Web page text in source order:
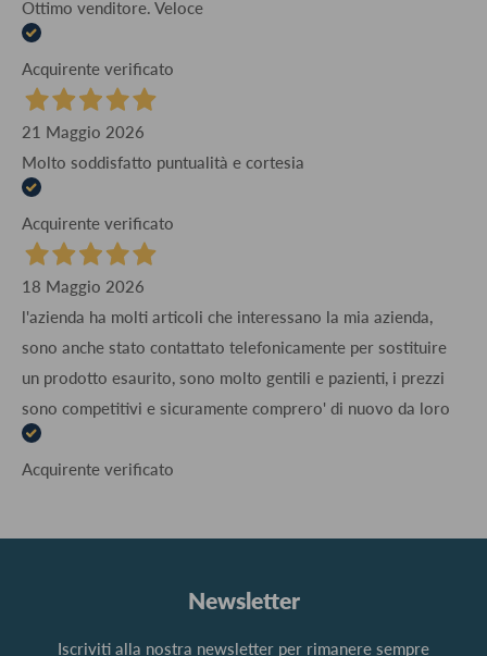
Ottimo venditore. Veloce
Acquirente verificato
21 Maggio 2026
Molto soddisfatto puntualità e cortesia
Acquirente verificato
18 Maggio 2026
l'azienda ha molti articoli che interessano la mia azienda,
sono anche stato contattato telefonicamente per sostituire
un prodotto esaurito, sono molto gentili e pazienti, i prezzi
sono competitivi e sicuramente comprero' di nuovo da loro
Acquirente verificato
Newsletter
Iscriviti alla nostra newsletter per rimanere sempre